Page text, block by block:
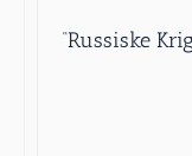
“Russiske